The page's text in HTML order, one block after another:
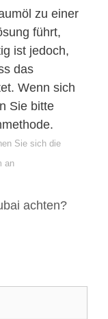
zu einer
führt,
ist jedoch,
das
Wenn sich
Sie bitte
Sie sich die
an
achten?